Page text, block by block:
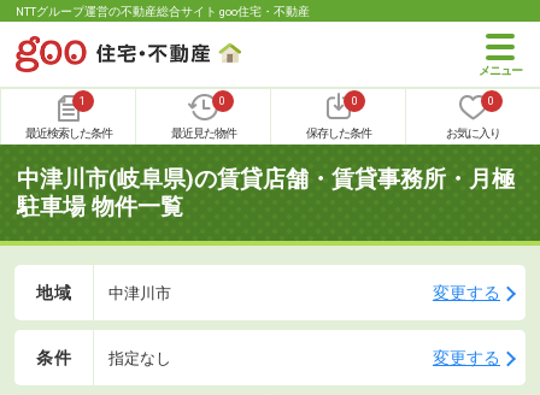
NTTグループ運営の不動産総合サイト goo住宅・不動産
1
最近検索した条件
0
最近見た物件
0
保存した条件
0
お気に入り
中津川市(岐阜県)の賃貸店舗・賃貸事務所・月極
駐車場 物件一覧
地域 中津川市 変更する
条件 指定なし 変更する